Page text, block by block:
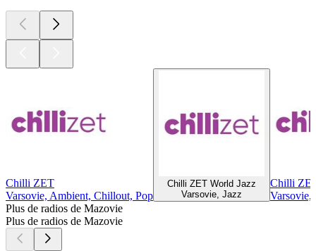
Chilli ZET
Varsovie, Ambient, Chillout, Pop
Chilli ZET World Jazz
Varsovie, Jazz
Chilli
Plus de radios de Mazovie
Plus de radios de Mazovie